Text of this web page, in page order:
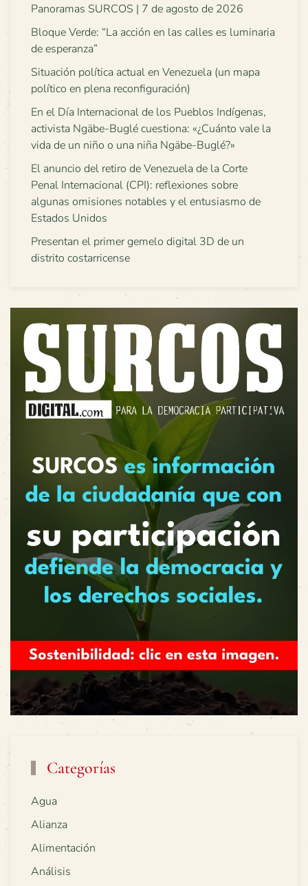
Panoramas SURCOS | 7 de agosto de 2026
Bloque Verde: “La acción en las calles es luminaria
de esperanza”
Situación política actual en Venezuela (un mapa
político en plena reconfiguración)
En el Día Internacional de los Pueblos Indígenas,
activista Ngäbe-Buglé cuestiona: «¿Cuánto vale la
vida de un niño o una niña Ngäbe-Buglé?»
El anuncio del retiro de Venezuela de la Corte
Penal Internacional (CPI): reflexiones sobre
algunas omisiones notables y el entusiasmo de
Estados Unidos
Presentan el primer gemelo digital 3D de un
distrito costarricense
Categorías
Agua
Alianza
Alimentación
Análisis